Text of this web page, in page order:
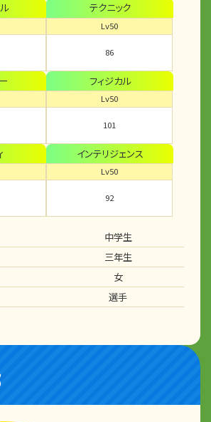
テクニック
Lv50
86
フィジカル
Lv50
101
インテリジェンス
Lv50
92
中学生
三年生
女
選手